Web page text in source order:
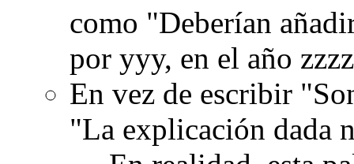
como "Deberían
por yyy, en el año
En vez de escribir
"La explicación dada